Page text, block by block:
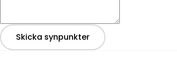
Skicka synpunkter